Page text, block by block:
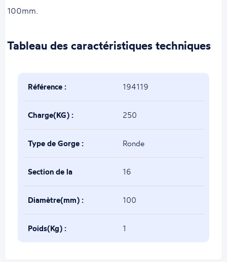
100mm.
Tableau des caractéristiques techniques
Référence : 194119
Charge(KG) : 250
Type de Gorge : Ronde
Section de la
gorge(mm) :
16
Diamètre(mm) : 100
Poids(Kg) : 1